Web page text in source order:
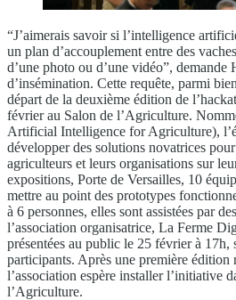
“J’aimerais savoir si l’intelligence
un plan d’accouplement entre des
d’une photo ou d’une vidéo”,
d’insémination. Cette requête, parmi
départ de la deuxième édition de
février au Salon de l’Agriculture.
Artificial Intelligence for Agriculture),
développer des solutions novatrices
agriculteurs et leurs organisations sur
expositions, Porte de Versailles, 10
mettre au point des prototypes
à 6 personnes, elles sont assistées par
l’association organisatrice, La Ferme
présentées au public le 25 février à 17h,
participants. Après une première édition
l’association espère installer l’initiative
l’Agriculture.